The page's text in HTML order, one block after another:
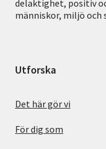
delaktighet, positiv
människor, miljö och
Utforska
Det här gör vi
För dig som